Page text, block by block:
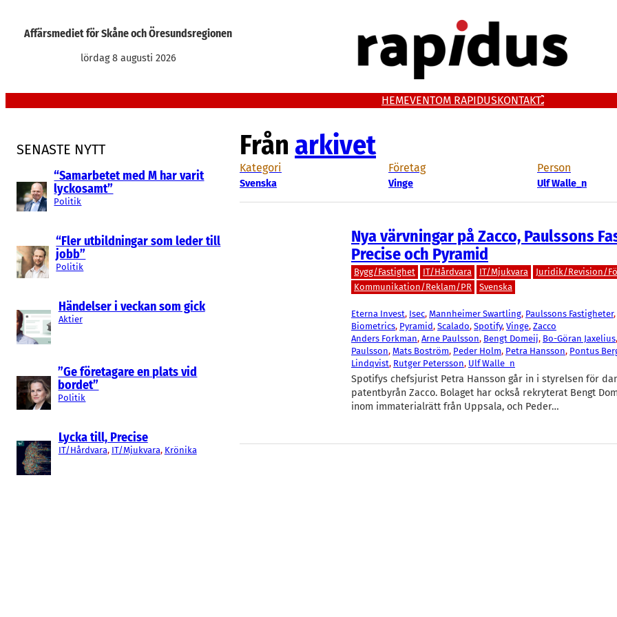
Affärsmediet för Skåne och Öresundsregionen
lördag 8 augusti 2026
HEMEVENTOM RAPIDUSKONTAKT
SENASTE NYTT
“Samarbetet med M har varit
lyckosamt”
Politik
“Fler utbildningar som leder till
jobb”
Politik
Händelser i veckan som gick
Aktier
”Ge företagare en plats vid
bordet”
Politik
Lycka till, Precise
IT/Hårdvara, IT/Mjukvara, Krönika
Från arkivet
Kategori
Svenska
Företag
Vinge
Person
Ulf Walle_n
Nya värvningar på Zacco, Paulssons
Precise och Pyramid
Bygg/Fastighet IT/Hårdvara IT/Mjukvara
Juridik/Revision/
Kommunikation/Reklam/PR
Svenska
Eterna Invest, Isec, Mannheimer Swartling, Paulssons Fastigheter,
Biometrics, Pyramid, Scalado, Spotify, Vinge, Zacco
Anders Forkman, Arne Paulsson, Bengt Domeij, Bo-Göran Jaxelius
Paulsson, Mats Boström, Peder Holm, Petra Hansson, Pontus
Lindqvist, Rutger Petersson, Ulf Walle_n
Spotifys chefsjurist Petra Hansson går in i styrelsen för
patentbyrån Zacco. Bolaget har också rekryterat Bengt
inom immaterialrätt från Uppsala, och Peder…